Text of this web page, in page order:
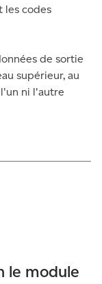
les codes
de sortie
supérieur, au
ni l'autre
le module